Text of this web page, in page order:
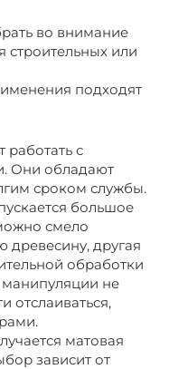
во внимание
строительных или
подходят
с
Они обладают
сроком службы.
большое
смело
древесину, другая
обработки
манипуляции не
отслаиваться,
матовая
зависит от